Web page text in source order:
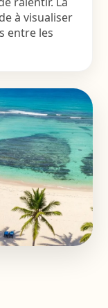
à visualiser
entre les